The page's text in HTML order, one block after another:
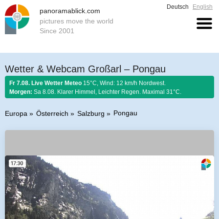
panoramablick.com
pictures move the world
Since 2001
Deutsch English
Wetter & Webcam Großarl – Pongau
Fr 7.08. Live Wetter Meteo 15°C, Wind: 12 km/h Nordwest.
Morgen: Sa 8.08. Klarer Himmel, Leichter Regen. Maximal 31°C.
Europa Österreich Salzburg Pongau